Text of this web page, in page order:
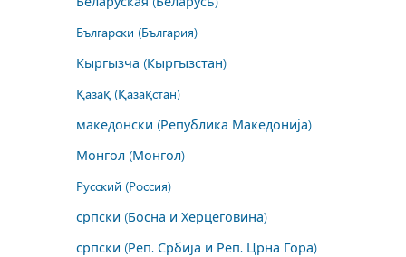
Български (България)
Кыргызча (Кыргызстан)
Қазақ (Қазақстан)
македонски (Република Македонија)
Монгол (Монгол)
Русский (Россия)
српски (Босна и Херцеговина)
српски (Реп. Србија и Реп. Црна Гора)